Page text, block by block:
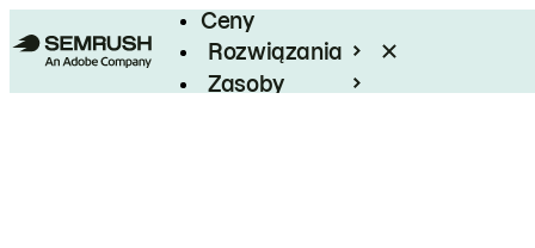
Ceny
Rozwiązania
Zasoby